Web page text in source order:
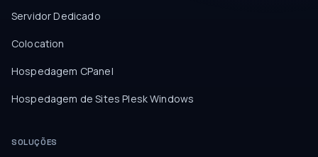
Servidor Dedicado
Colocation
Hospedagem CPanel
Hospedagem de Sites Plesk Windows
SOLUÇÕES